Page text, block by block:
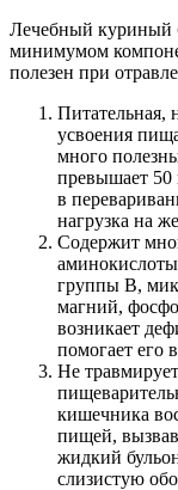
Лечебный куриный
минимумом
полезен при
Питательная,
усвоения
много
превышает 50
в
нагрузка на
Содержит
группы В,
магний,
возникает
помогает его
Не
кишечника
пищей,
жидкий
слизистую